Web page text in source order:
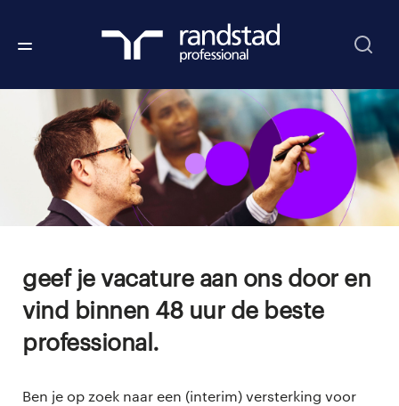
geef je vacature aan ons door en
vind binnen 48 uur de beste
professional.
Ben je op zoek naar een (interim) versterking voor